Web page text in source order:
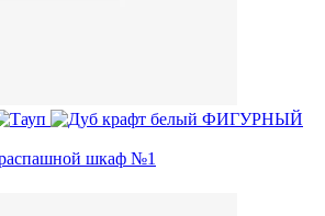
шкаф №1